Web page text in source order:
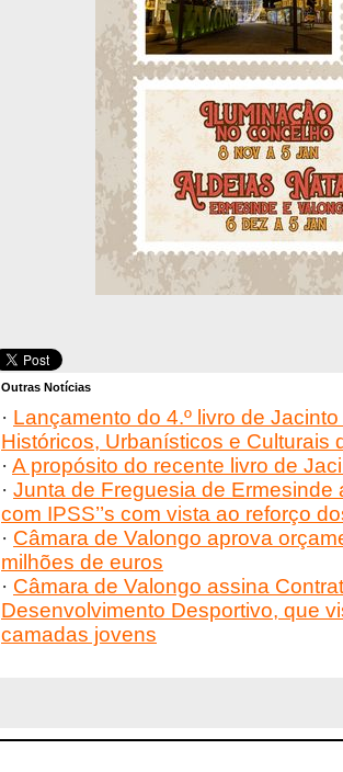
Outras Notícias
· Lançamento do 4.º livro de
Históricos, Urbanísticos e Culturais
· A propósito do recente livro de
· Junta de Freguesia de Ermesinde
com IPSS’’s com vista ao reforço
· Câmara de Valongo aprova
milhões de euros
· Câmara de Valongo assina
Desenvolvimento Desportivo, que
camadas jovens